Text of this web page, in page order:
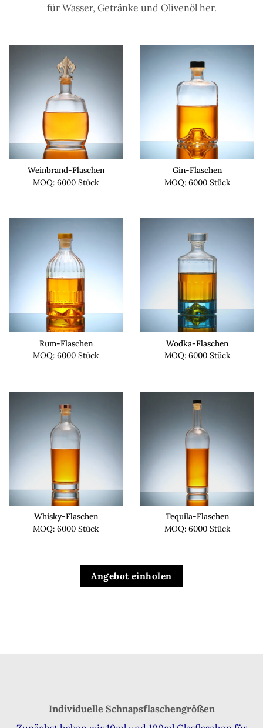
für Wasser, Getränke und Olivenöl her.
Weinbrand-Flaschen
MOQ: 6000 Stück
Gin-Flaschen
MOQ: 6000 Stück
Rum-Flaschen
MOQ: 6000 Stück
Wodka-Flaschen
MOQ: 6000 Stück
Whisky-Flaschen
MOQ: 6000 Stück
Tequila-Flaschen
MOQ: 6000 Stück
Angebot einholen
Individuelle Schnapsflaschengrößen